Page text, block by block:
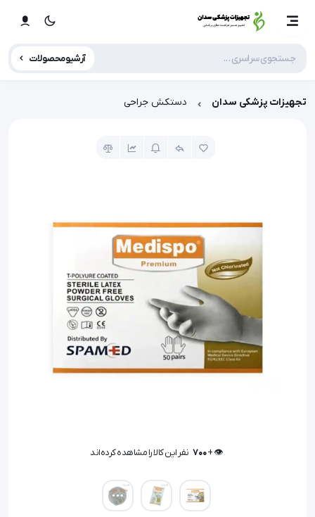
آرشیو محصولات
تجهیزات پزشکی سدان دستکش جراحی
👁️ +
700 نفر این کالا را مشاهده کرده‌اند